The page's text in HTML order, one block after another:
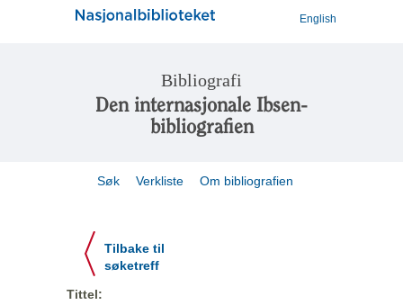
English
Bibliografi
Den internasjonale Ibsen-
bibliografien
Søk Verkliste Om bibliografien
Tilbake til
søketreff
Tittel: